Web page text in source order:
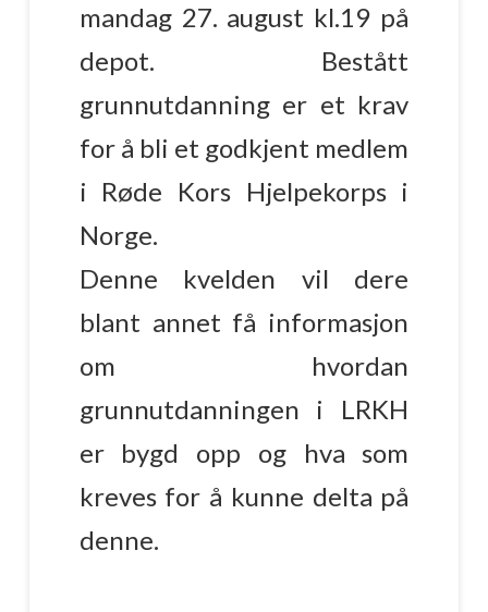
mandag 27. august kl.19 på
depot. Bestått
grunnutdanning er et krav
for å bli et godkjent medlem
i Røde Kors Hjelpekorps i
Norge.
Denne kvelden vil dere
blant annet få informasjon
om hvordan
grunnutdanningen i LRKH
er bygd opp og hva som
kreves for å kunne delta på
denne.